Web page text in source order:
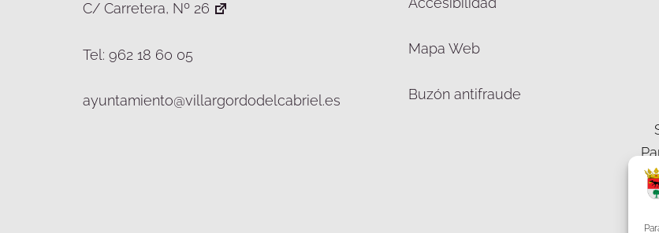
C/ Carretera, Nº 26
Tel: 962 18 60 05
ayuntamiento@villargordodelcabriel.es
Mapa Web
Buzón antifraude